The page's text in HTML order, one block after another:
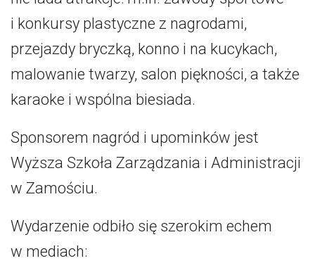
i konkursy plastyczne z nagrodami,
przejazdy bryczką, konno i na kucykach,
malowanie twarzy, salon piękności, a także
karaoke i wspólna biesiada.
Sponsorem nagród i upominków jest
Wyższa Szkoła Zarządzania i Administracji
w Zamościu.
Wydarzenie odbiło się szerokim echem
w mediach: